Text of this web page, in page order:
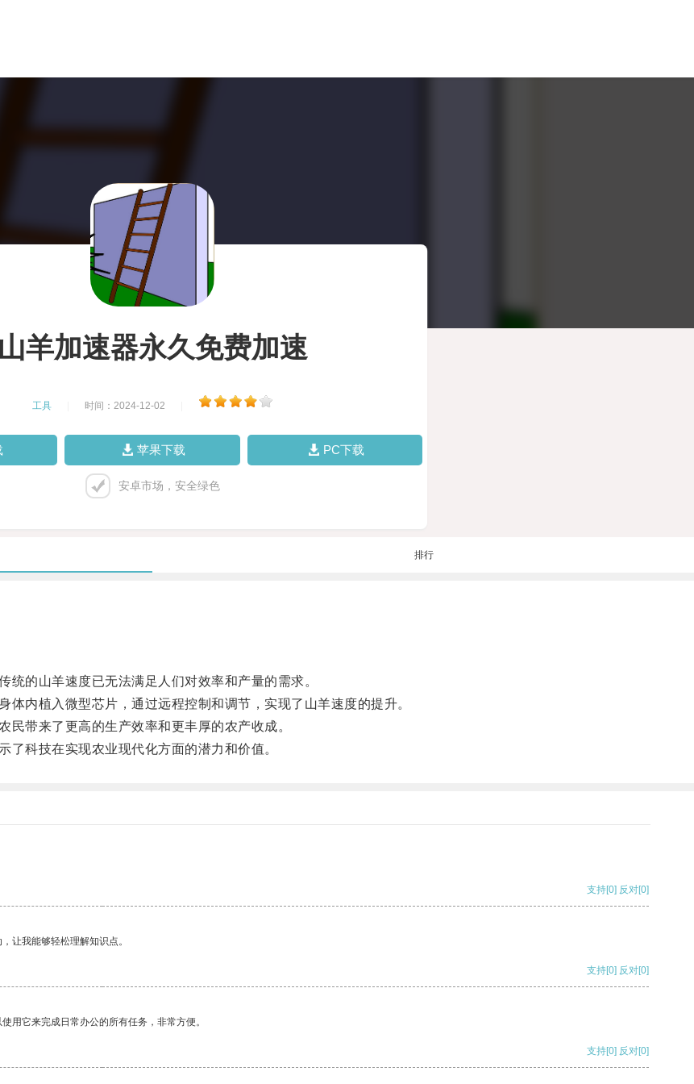
山羊加速器永久免费加速
工具 时间：2024-12-02
苹果下载 PC下载
安卓市场，安全绿色
排行
的山羊速度已无法满足人们对效率和产量的需求。
内植入微型芯片，通过远程控制和调节，实现了山羊速度的提升。
带来了更高的生产效率和更丰厚的农产收成。
科技在实现农业现代化方面的潜力和价值。
支持[0] 反对[0]
让我能够轻松理解知识点。
支持[0] 反对[0]
用它来完成日常办公的所有任务，非常方便。
支持[0] 反对[0]